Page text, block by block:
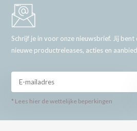
Schrijf je in voor onze nieuwsbrief. Jij
nieuwe productreleases, acties en
* Lees hier de wettelijke beperkingen